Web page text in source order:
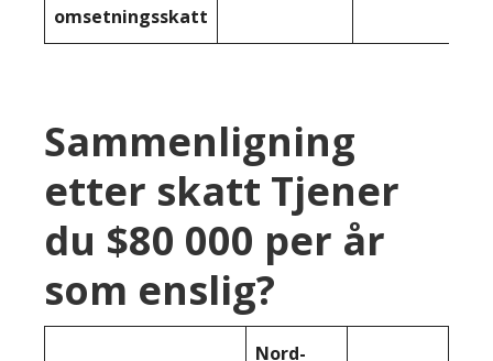
omsetningsskatt
Sammenligning
etter skatt Tjener
du $80 000 per år
som enslig?
Nord-